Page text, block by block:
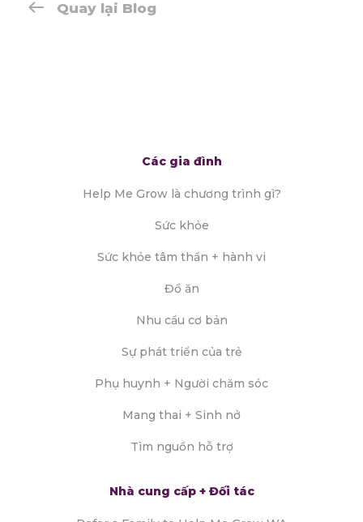
Quay lại Blog
Các gia đình
Help Me Grow là chương trình gì?
Sức khỏe
Sức khỏe tâm thần + hành vi
Đồ ăn
Nhu cầu cơ bản
Sự phát triển của trẻ
Phụ huynh + Người chăm sóc
Mang thai + Sinh nở
Tìm nguồn hỗ trợ
Nhà cung cấp + Đối tác